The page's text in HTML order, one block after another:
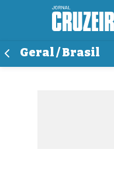
Geral / Brasil